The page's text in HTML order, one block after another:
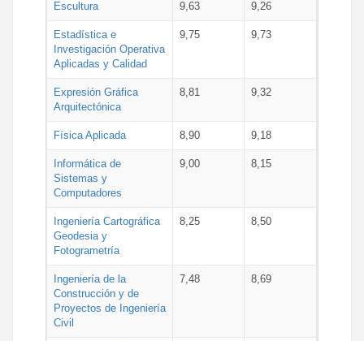
Escultura 9,63 9,26
Estadística e
Investigación Operativa
Aplicadas y Calidad
9,75 9,73
Expresión Gráfica
Arquitectónica
8,81 9,32
Física Aplicada 8,90 9,18
Informática de
Sistemas y
Computadores
9,00 8,15
Ingeniería Cartográfica
Geodesia y
Fotogrametría
8,25 8,50
Ingeniería de la
Construcción y de
Proyectos de Ingeniería
Civil
7,48 8,69